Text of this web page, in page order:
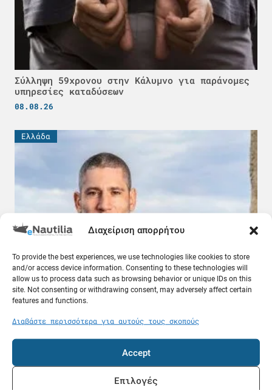
Διαχείριση απορρήτου
To provide the best experiences, we use technologies like cookies to store
and/or access device information. Consenting to these technologies will
allow us to process data such as browsing behavior or unique IDs on this
site. Not consenting or withdrawing consent, may adversely affect certain
features and functions.
Διαβάστε περισσότερα για αυτούς τους σκοπούς
Accept
Επιλογές
Σύλληψη 59χρονου στην Κάλυμνο για παράνομες
υπηρεσίες καταδύσεων
08.08.26
Ελλάδα
Δωρεά 150.000 ευρώ από τον κοινωφελή
οργανισμό Deppy Vasileiadis στις οικογένειες
των τριών πεσόντων πυροσβεστών
08.08.26